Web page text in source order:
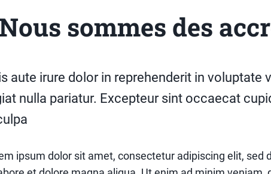
Nous sommes des
aute irure dolor in reprehenderit in voluptate
nulla pariatur. Excepteur sint occaecat
ipsum dolor sit amet, consectetur adipiscing elit, sed